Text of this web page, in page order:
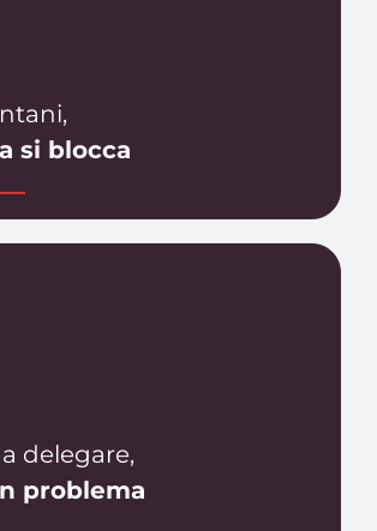
si blocca
delegare,
problema